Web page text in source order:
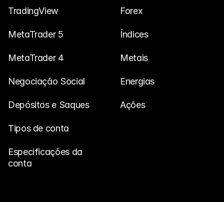
TradingView
MetaTrader 5
MetaTrader 4
Negociação Social
Depósitos e Saques
Tipos de conta
Especificações da
conta
Forex
Índices
Metais
Energias
Ações